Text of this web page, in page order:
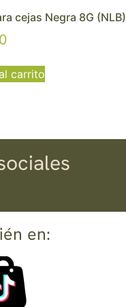
cejas Negra 8G (NLB)
carrito
en: